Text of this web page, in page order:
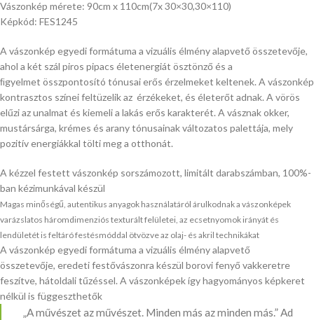
Vászonkép mérete: 90cm x 110cm(7x 30×30,30×110)
Képkód: FES1245
A vászonkép egyedi formátuma a vizuális élmény alapvető összetevője,
ahol a két szál piros pipacs életenergiát ösztönző és a
ﬁgyelmet összpontosító tónusai erős érzelmeket keltenek. A vászonkép
kontrasztos színei feltüzelik az érzékeket, és életerőt adnak. A vörös
elűzi az unalmat és kiemeli a lakás erős karakterét. A vásznak okker,
mustársárga, krémes és arany tónusainak változatos palettája, mely
pozitív energiákkal tölti meg a otthonát.
A kézzel festett vászonkép sorszámozott, limitált darabszámban, 100%-
ban kézimunkával készül
Magas minőségű, autentikus anyagok használatáról árulkodnak a vászonképek
varázslatos háromdimenziós texturált felületei, az ecsetnyomok irányát és
lendületét is feltáró festésmóddal ötvözve az olaj- és akril technikákat
A vászonkép egyedi formátuma a vizuális élmény alapvető
összetevője, eredeti festővászonra készül borovi fenyő vakkeretre
feszítve, hátoldali tűzéssel. A vászonképek így hagyományos képkeret
nélkül is függeszthetők
„A művészet az művészet. Minden más az minden más.” Ad